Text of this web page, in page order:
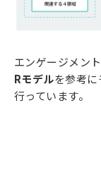
エンゲージメン
Rモデルを参考
行っています。